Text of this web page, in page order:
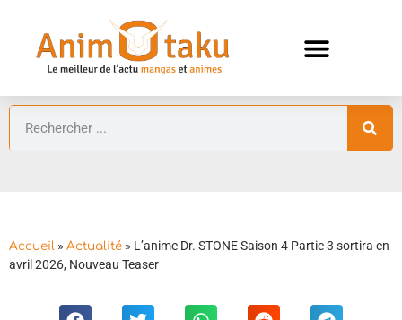
Accueil » Actualité » L’anime Dr. STONE Saison 4 Partie 3 sortira en
avril 2026, Nouveau Teaser